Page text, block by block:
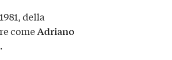
della
comeAdriano
.